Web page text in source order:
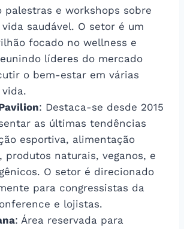
palestras e workshops sobre
saudável. O setor é um
focado no wellness e
líderes do mercado
o bem-estar em várias
: Destaca-se desde 2015
as últimas tendências
esportiva, alimentação
produtos naturais, veganos, e
O setor é direcionado
para congressistas da
e lojistas.
: Área reservada para